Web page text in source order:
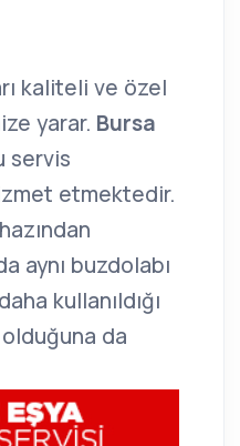
kaliteli ve özel
yarar. Bursa
servis
etmektedir.
aynı buzdolabı
kullanıldığı
olduğuna da